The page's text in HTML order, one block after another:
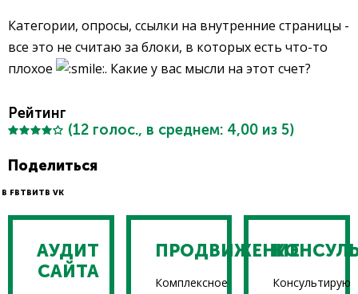
Категории, опросы, ссылки на внутренние страницы -
все это не считаю за блоки, в которых есть что-то
плохое
. Какие у вас мысли на этот счет?
Рейтинг
(12 голос., в среднем: 4,00 из 5)
Поделиться
В FBТВИТВ VK
АУДИТ
САЙТА
ПРОДВИЖЕНИЕ
Комплексное
Консультирую